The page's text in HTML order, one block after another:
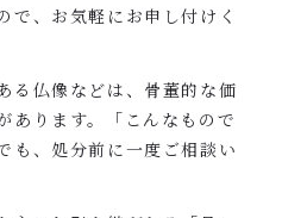
で、お気軽にお申し付けく
る仏像などは、骨董的な価
あります。「こんなもので
も、処分前に一度ご相談い